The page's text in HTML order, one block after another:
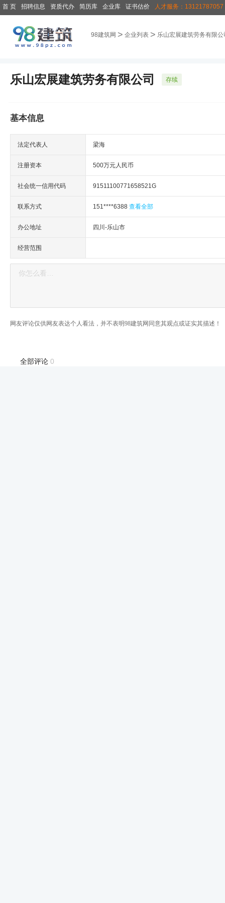
首 页 招聘信息 资质代办 简历库 企业库 证书估价 人才服务：13121787057
98建筑网 > 企业列表 > 乐山宏展建筑劳务有限公
乐山宏展建筑劳务有限公司 存续
基本信息
法定代表人 梁海
注册资本 500万元人民币
社会统一信用代码 91511100771658521G
联系方式 151****6388 查看全部
办公地址 四川-乐山市
经营范围
网友评论仅供网友表达个人看法，并不表明98建筑网同意其观点或证实其描述！
全部评论 0